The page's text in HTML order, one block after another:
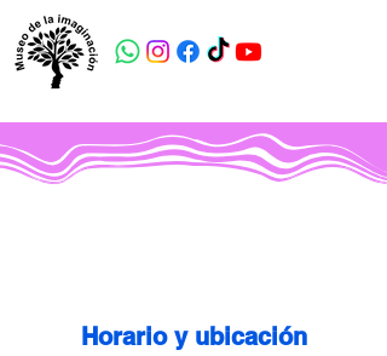
Horario y ubicación